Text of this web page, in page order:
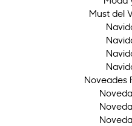
Must del
Noveades